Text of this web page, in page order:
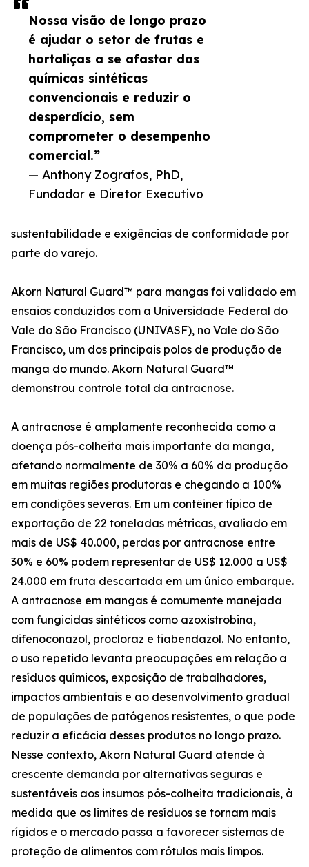
Nossa visão de longo prazo
é ajudar o setor de frutas e
hortaliças a se afastar das
químicas sintéticas
convencionais e reduzir o
desperdício, sem
comprometer o desempenho
comercial.”
— Anthony Zografos, PhD,
Fundador e Diretor Executivo
sustentabilidade e exigências de conformidade por
parte do varejo.
Akorn Natural Guard™ para mangas foi validado em
ensaios conduzidos com a Universidade Federal do
Vale do São Francisco (UNIVASF), no Vale do São
Francisco, um dos principais polos de produção de
manga do mundo. Akorn Natural Guard™
demonstrou controle total da antracnose.
A antracnose é amplamente reconhecida como a
doença pós-colheita mais importante da manga,
afetando normalmente de 30% a 60% da produção
em muitas regiões produtoras e chegando a 100%
em condições severas. Em um contêiner típico de
exportação de 22 toneladas métricas, avaliado em
mais de US$ 40.000, perdas por antracnose entre
30% e 60% podem representar de US$ 12.000 a US$
24.000 em fruta descartada em um único embarque.
A antracnose em mangas é comumente manejada
com fungicidas sintéticos como azoxistrobina,
difenoconazol, procloraz e tiabendazol. No entanto,
o uso repetido levanta preocupações em relação a
resíduos químicos, exposição de trabalhadores,
impactos ambientais e ao desenvolvimento gradual
de populações de patógenos resistentes, o que pode
reduzir a eficácia desses produtos no longo prazo.
Nesse contexto, Akorn Natural Guard atende à
crescente demanda por alternativas seguras e
sustentáveis aos insumos pós-colheita tradicionais, à
medida que os limites de resíduos se tornam mais
rígidos e o mercado passa a favorecer sistemas de
proteção de alimentos com rótulos mais limpos.